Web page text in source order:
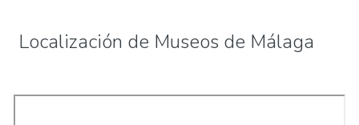
Localización de Museos de Málaga